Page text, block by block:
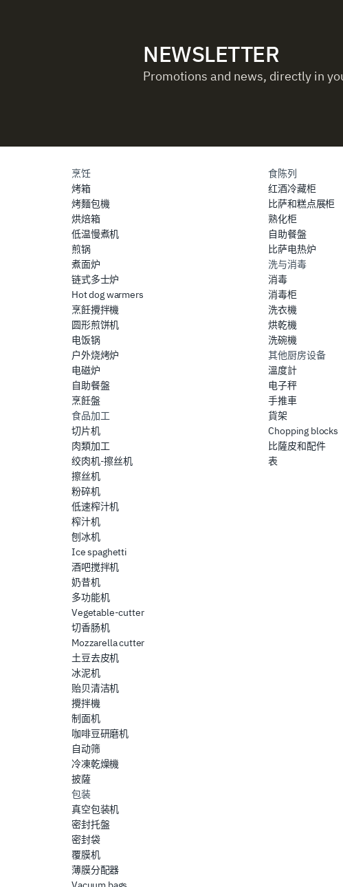
NEWSLETTER
Promotions and news, directly in
烹饪
烤箱
烤麵包機
烘焙箱
低温慢煮机
煎锅
煮面炉
链式多士炉
Hot dog warmers
烹飪攪拌機
圆形煎饼机
电饭锅
户外烧烤炉
电磁炉
自助餐盤
烹飪盤
食品加工
切片机
肉類加工
绞肉机-擦丝机
擦丝机
粉碎机
低速榨汁机
榨汁机
刨冰机
Ice spaghetti
酒吧搅拌机
奶昔机
多功能机
Vegetable-cutter
切香肠机
Mozzarella cutter
土豆去皮机
冰泥机
贻贝清洁机
攪拌機
制面机
咖啡豆研磨机
自动筛
冷凍乾燥機
披薩
包装
真空包装机
密封托盤
密封袋
覆膜机
薄膜分配器
食陈列
红酒冷藏柜
比萨和糕点展柜
熟化柜
自助餐盤
比萨电热炉
洗与消毒
消毒
消毒柜
洗衣機
烘乾機
洗碗機
其他厨房设备
溫度計
电子秤
手推車
貨架
Chopping blocks
比薩皮和配件
表